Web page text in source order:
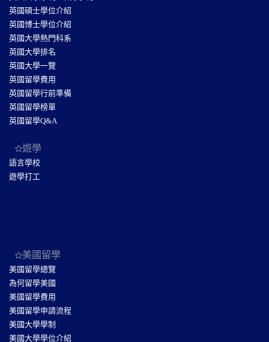
英國碩士學位介紹
英國博士學位介紹
英國大學熱門科系
英國大學排名
英國大學一覽
英國留學費用
英國留學行前準備
英國留學榜單
英國留學Q&A
遊學
語言學校
遊學打工
美國留學
美國留學總覽
為何留學美國
美國留學費用
美國留學申請流程
美國大學學制
美國大學學位介紹